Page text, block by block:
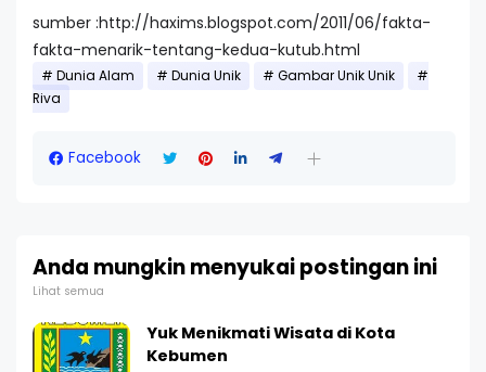
sumber :http://haxims.blogspot.com/2011/06/fakta-
fakta-menarik-tentang-kedua-kutub.html
Dunia Alam Dunia Unik
Gambar Unik Unik
Riva
Facebook
Anda mungkin menyukai postingan ini
Lihat semua
Yuk Menikmati Wisata di Kota
Kebumen